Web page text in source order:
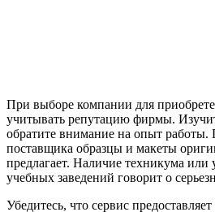
При выборе компании для
учитывать репутацию фирмы.
обратите внимание на опыт работы.
поставщика образцы и макеты
предлагает. Наличие техникума или
учебных заведений говорит о
Убедитесь, что сервис